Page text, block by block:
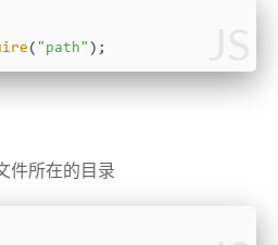
( "path" );
件所在的目录